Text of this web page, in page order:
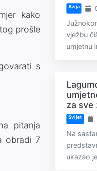
kako
prošle
s
pitanja
obradi 7
Azija
vježbu
umjetnu
za sve
Svijet
Na
ukazao